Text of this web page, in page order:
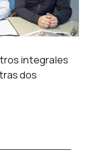
integrales
dos